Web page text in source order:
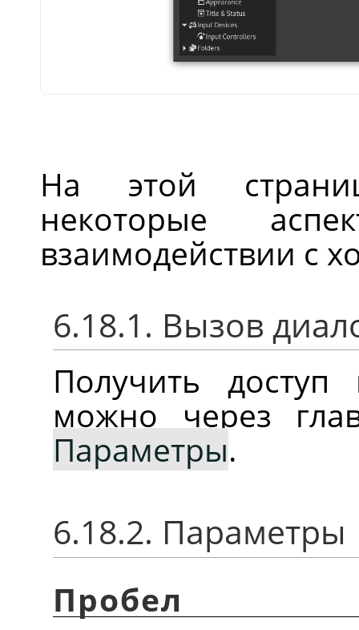
На этой
некоторые
взаимодействии с
6.18.1. Вызов
Получить доступ
можно через
Параметры.
6.18.2. Параметры
Пробел